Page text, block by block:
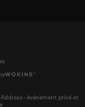
- événement privé et